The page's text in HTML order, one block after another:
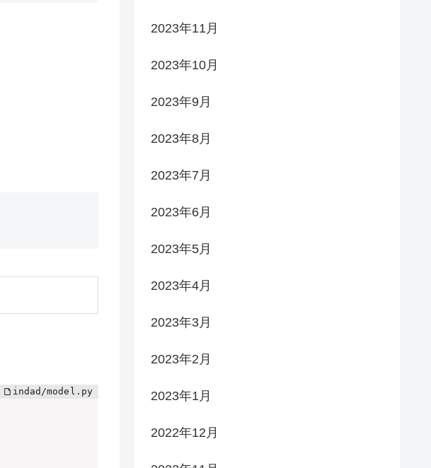
2023年11月
2023年10月
2023年9月
2023年8月
2023年7月
2023年6月
2023年5月
2023年4月
2023年3月
2023年2月
2023年1月
2022年12月